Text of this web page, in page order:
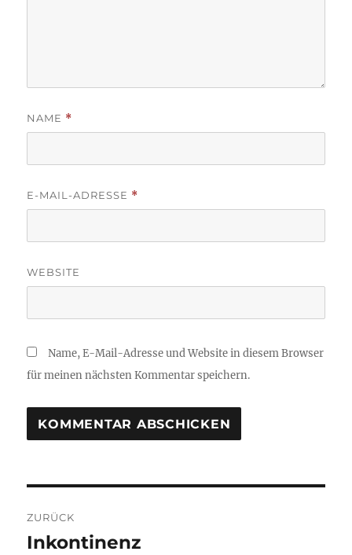
NAME *
E-MAIL-ADRESSE *
WEBSITE
Name, E-Mail-Adresse und Website in diesem Browser
für meinen nächsten Kommentar speichern.
ZURÜCK
Vorheriger
Inkontinenz